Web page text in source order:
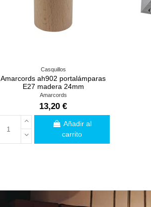
Casquillos
Amarcords ah902 portalámparas
E27 madera 24mm
Amarcords
13,20 €
Añadir al
carrito